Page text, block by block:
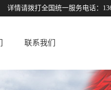
详情请拨打全国统一服务电话：
联系我们